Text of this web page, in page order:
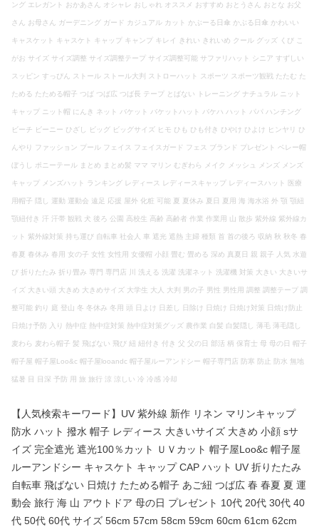
ング エレガント おかあさん オシャレ おしゃれ オススメ おすすめ おとうさん おとな お父
さん お母さん ガーデニング ガード カジュアル カット かぶーる日傘 かぶる日傘 かわいい
キャスケット キャスケト キャップ キャンプ キレイ きれい きれいめ クール グッズ くび こ
がお サイズ サイズ調整 サイズ調整テープ サイズ調整可能 サファリハット シニア すずしい
スッピン すっぴん ストール ストール大判 ストローハット スポーツ スポーツ観戦 たたむ た
ためる たためる帽子 つば つば広 つば長 テープ とばない トレーニング ナチュラル ニット
キャップ ニット帽 にんき ネット バケット バケットハット バケハ ハット パパ ハンチング
ビーチ ビーニー ひざし ビッグ ビッグサイズ ヒモ ひも ひも付き ひやけ ひよけ ヒンヤリ ひ
んやり ファッション プール フェイス フェイスガード フェス ブランド プレゼント ベレー帽
ぼうし ポニーテール まとめ まとめ髪 ママ マリン むぎわら メイク メッシュ メンズ メンズ
キャップ メンズハット ランキング レディース レディースキャップ レディースハット 医療
用帽子 隠し 運動 運動会 遠足 応援 屋外 化粧 可能 夏 夏休み 夏日 夏用 海 海水浴 外 顎 顎紐
顎紐付き 汗 汗帯 観戦 犬 後ろ 公園 高校生 高齢 高齢者 作業 作業用 山 散歩 紫外線 紫外線カ
ット 紫外線対策 持ち運び 自転車 社会人 車 遮光 遮熱 主婦 種類 首 首の後ろ 収納 秋 秋冬 春
春夏 春休み 春用 女の子 女性 女性用 女優帽 小顔 畳む 畳める 深め 真夏日 親 親子 人気 水遊
び 折りたたみ 折り畳み 専門 専門店 川 洗える 洗濯 洗濯ネット 洗濯機 対策 大きい 大きいサ
イズ 大きい頭 大きめ 大きめサイズ 大学生 大人 大判 男の子 男性 男性用 調整 調整テープ 調
整可能 釣り 庭 登山 冬 冬休み 冬用 頭 日よけ 日差し 日除け 日焼け 日焼け対策 日焼け防止
日焼け予防 入り 熱中症 熱中症対策 熱中症対策グッズ 農作業 白髪 白髪隠し 薄毛 薄毛隠し
麦わら 麦わら帽子 髪 飛ばない 飛び 紐 紐付き 付き 父 父の日 部活 柄 保育士 母 母の日 帽子
帽子屋 帽子屋Loo&c 帽子屋looandc 帽子屋ルーアンドシー 帽子専門店 防寒 防止 防水 無地
猛暑 目 目深 予防 用 旅 旅行 涼 涼しい 冷 冷感 冷却
【人気検索キーワード】UV 紫外線 新作 リネン マリンキャップ
防水 ハット 撥水 帽子 レディース 大きいサイズ 大きめ 小顔 sサ
イズ 完全遮光 遮光100％カット ＵＶカット 帽子屋Loo&c 帽子屋
ルーアンドシー キャスケト キャップ CAP ハット UV 折りたたみ
自転車 飛ばない 日焼け たためる帽子 あご紐 つば広 春 春夏 夏 運
動会 旅行 海 山 アウトドア 母の日 プレゼント 10代 20代 30代 40
代 50代 60代 サイズ 56cm 57cm 58cm 59cm 60cm 61cm 62cm